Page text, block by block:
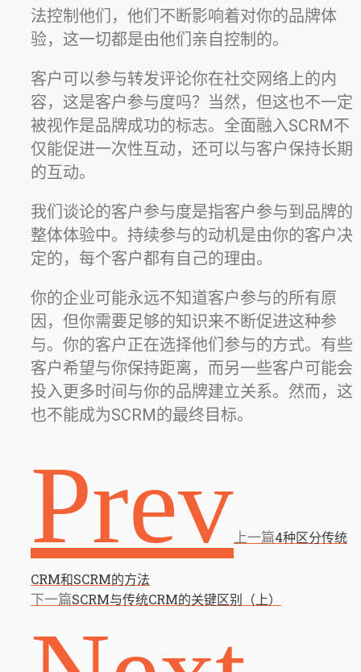
法控制他们，他们不断影响着对你的品牌体
验，这一切都是由他们亲自控制的。
客户可以参与转发评论你在社交网络上的内
容，这是客户参与度吗？当然，但这也不一定
被视作是品牌成功的标志。全面融入SCRM不
仅能促进一次性互动，还可以与客户保持长期
的互动。
我们谈论的客户参与度是指客户参与到品牌的
整体体验中。持续参与的动机是由你的客户决
定的，每个客户都有自己的理由。
你的企业可能永远不知道客户参与的所有原
因，但你需要足够的知识来不断促进这种参
与。你的客户正在选择他们参与的方式。有些
客户希望与你保持距离，而另一些客户可能会
投入更多时间与你的品牌建立关系。然而，这
也不能成为SCRM的最终目标。
Prev上一篇4种区分传统
CRM和SCRM的方法
下一篇SCRM与传统CRM的关键区别（上）